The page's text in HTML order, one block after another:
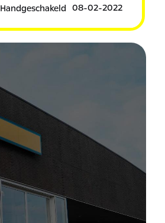
Handgeschakeld 08-02-2022